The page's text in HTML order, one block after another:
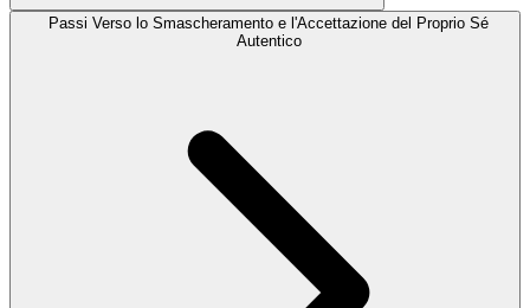
Passi Verso lo Smascheramento e l'Accettazione del Proprio Sé
Autentico